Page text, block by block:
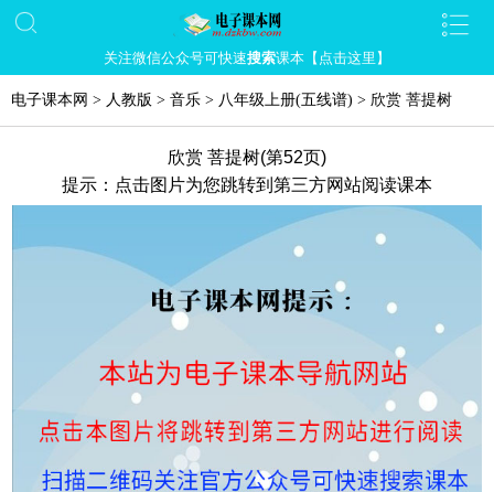
关注微信公众号可快速搜索课本【点击这里】
电子课本网 > 人教版 > 音乐 > 八年级上册(五线谱) > 欣赏 菩提树
欣赏 菩提树(第52页)
提示：点击图片为您跳转到第三方网站阅读课本